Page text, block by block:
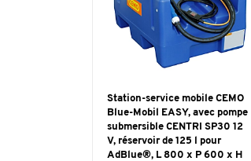
Station-service mobile CEMO
Blue-Mobil EASY, avec pompe
submersible CENTRI SP30 12
V, réservoir de 125 l pour
AdBlue®, L 800 x P 600 x H